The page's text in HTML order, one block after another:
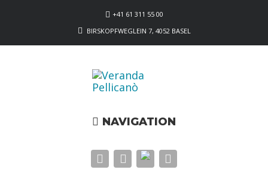
+41 61 311 55 00
BIRSKOPFWEGLEIN 7, 4052 BASEL
NAVIGATION